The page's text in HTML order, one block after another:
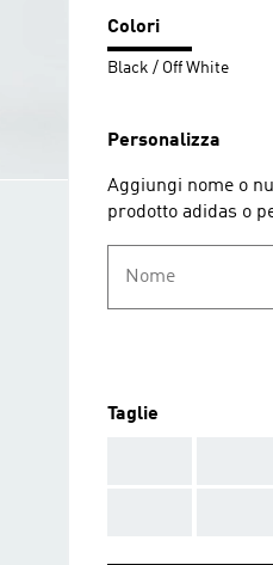
Colori
Black / Off White
Personalizza
Aggiungi nome o
prodotto adidas o
Nome
Taglie